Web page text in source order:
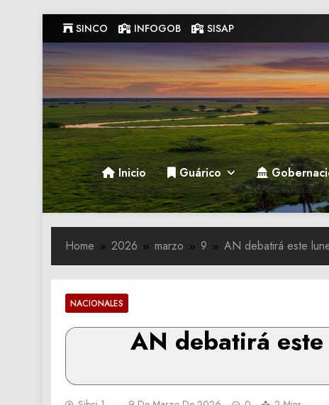
to
content
SINCO INFOGOB SISAP
Gobernacion de Guarico
Gobernacion de Guarico
Inicio Guárico
Home 2026 marzo 9 AN debatirá este
NACIONALES
AN debatirá